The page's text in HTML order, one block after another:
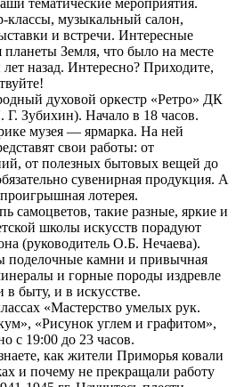
классы, музыкальный салон,
и встречи. Интересные
Земля, что было на месте
назад. Интересно? Приходите,
духовой оркестр «Ретро» ДК
Г. Зубихин). Начало в 18 часов.
музея — ярмарка. На ней
свои работы: от
от полезных бытовых вещей до
сувенирная продукция. А
лотерея.
самоцветов, такие разные, яркие и
школы искусств порадуют
(руководитель О.Б. Нечаева).
поделочные камни и привычная
и горные породы издревле
быту, и в искусстве.
«Мастерство умелых рук.
«Рисунок углем и графитом»,
с 19:00 до 23 часов.
как жители Приморья ковали
и почему не прекращали работу